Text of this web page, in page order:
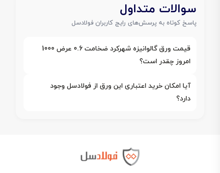
سوالات متداول
پاسخ کوتاه به پرسش‌های رایج کاربران فولادسل
قیمت ورق گالوانیزه شهرکرد ضخامت 0.6 عرض 1000
امروز چقدر است؟
آیا امکان خرید اعتباری این ورق از فولادسل وجود
دارد؟